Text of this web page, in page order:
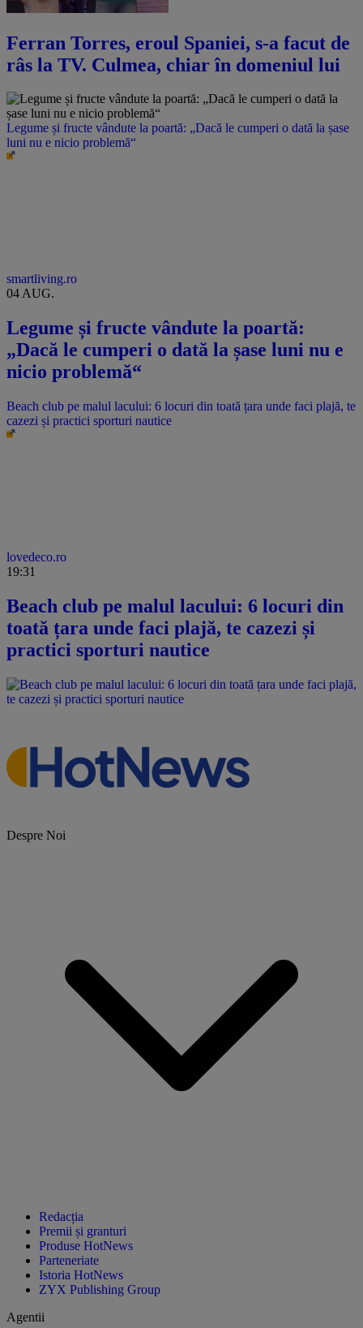
Ferran Torres, eroul Spaniei, s-a facut de
râs la TV. Culmea, chiar în domeniul lui
Legume și fructe vândute la poartă: „Dacă le cumperi o dată la șase
luni nu e nicio problemă“
smartliving.ro
04 AUG.
Legume și fructe vândute la poartă:
„Dacă le cumperi o dată la șase luni nu e
nicio problemă“
Beach club pe malul lacului: 6 locuri din toată țara unde faci plajă, te
cazezi și practici sporturi nautice
lovedeco.ro
19:31
Beach club pe malul lacului: 6 locuri din
toată țara unde faci plajă, te cazezi și
practici sporturi nautice
Despre Noi
Redacția
Premii și granturi
Produse HotNews
Parteneriate
Istoria HotNews
ZYX Publishing Group
Agentii